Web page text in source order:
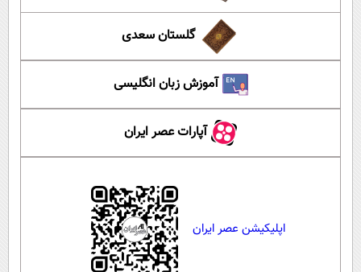
گلستان سعدی
آموزش زبان انگلیسی
آپارات عصر ایران
اپلیکیشن عصر ایران